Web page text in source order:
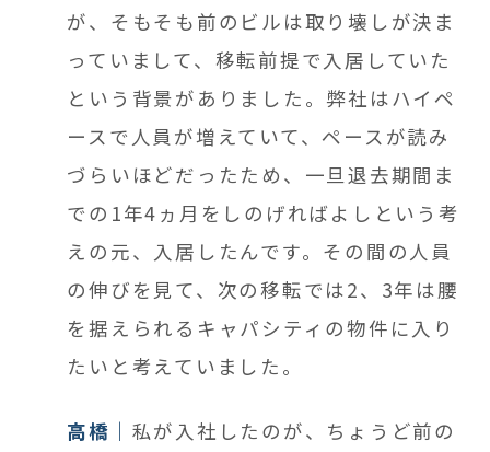
が、そもそも前のビルは取り壊しが決ま
っていまして、移転前提で入居していた
という背景がありました。弊社はハイペ
ースで人員が増えていて、ペースが読み
づらいほどだったため、一旦退去期間ま
での1年4ヵ月をしのげればよしという考
えの元、入居したんです。その間の人員
の伸びを見て、次の移転では2、3年は腰
を据えられるキャパシティの物件に入り
たいと考えていました。
高橋
私が入社したのが、ちょうど前の